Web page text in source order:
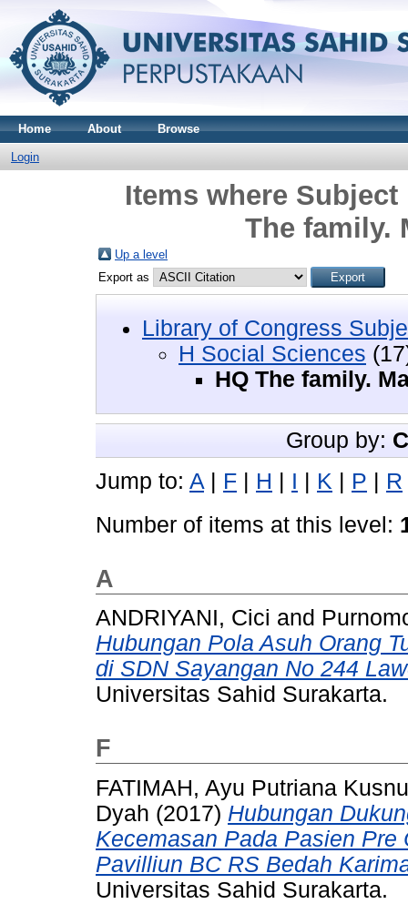
Home About Browse
Login
Items where
The family.
Up a level
Export as
Library of Congress
H Social Sciences
HQ The family.
Group by:
Jump to: A | F | H | I | K | P | R
Number of items at this level:
A
ANDRIYANI, Cici and
Hubungan Pola Asuh Orang
di SDN Sayangan No 244
Universitas Sahid Surakarta.
F
FATIMAH, Ayu Putriana
Dyah (2017) Hubungan
Kecemasan Pada Pasien Pre
Pavilliun BC RS Bedah
Universitas Sahid Surakarta.